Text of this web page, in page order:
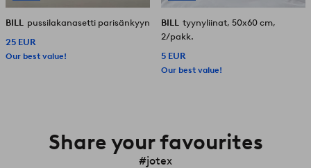
BILL
pussilakanasetti parisänkyyn
25 EUR
Our best value!
BILL tyynyliinat, 50x60 cm,
2/pakk.
5 EUR
Our best value!
Share your favourites
#jotex